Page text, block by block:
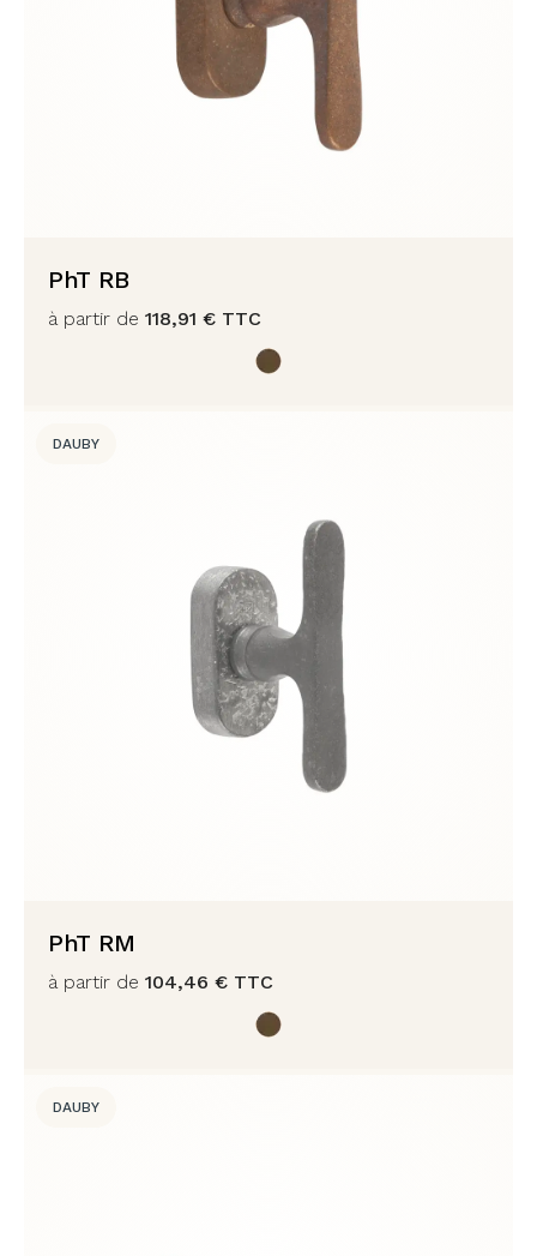
PhT RB
à partir de 118,91 € TTC
DAUBY
PhT RM
à partir de 104,46 € TTC
DAUBY